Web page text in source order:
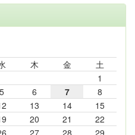
木 金
土
1
5 6 7
8
13 14
15
20 21
22
27 28
29